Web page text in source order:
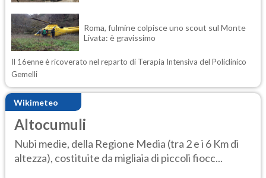
Roma, fulmine colpisce uno scout sul Monte
Livata: è gravissimo
Il 16enne è ricoverato nel reparto di Terapia Intensiva del Policlinico
Gemelli
Wikimeteo
Altocumuli
Nubi medie, della Regione Media (tra 2 e i 6 Km di
altezza), costituite da migliaia di piccoli fiocc...